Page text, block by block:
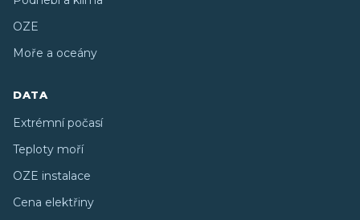
OZE
Moře a oceány
DATA
Extrémní počasí
Teploty moří
OZE instalace
Cena elektřiny